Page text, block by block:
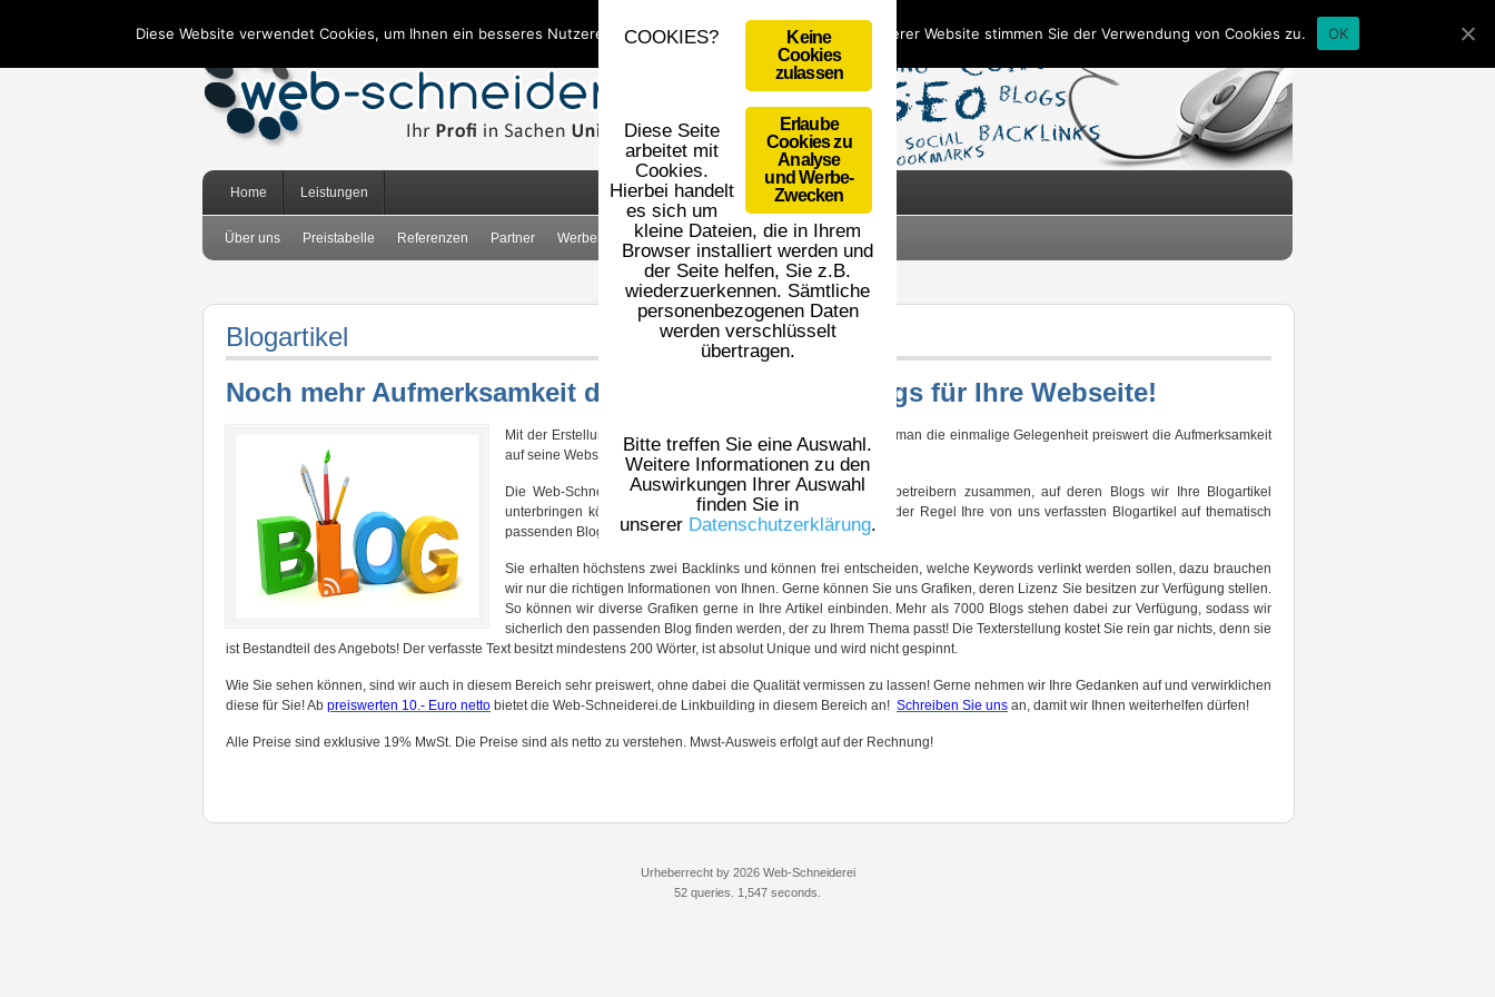
Home Leistungen
Über uns Preistabelle Referenzen Partner Werbemittel AGB Impressum Datenschutz
Blogartikel
Noch mehr Aufmerksamkeit durch mehr als 7000 Blogs für Ihre Webseite!
Mit der Erstellung von Blogartikeln auf ausgewählten Blogs hat man die einmalige Gelegenheit preiswert die Aufmerksamkeit
auf seine Webseite lenken zu können!
Die Web-Schneiderei.de arbeitet mit einigen exklusiven Blogbetreibern zusammen, auf deren Blogs wir Ihre Blogartikel
unterbringen können! Der Vorteil dieser Sache ist, dass wir in der Regel Ihre von uns verfassten Blogartikel auf thematisch
passenden Blogs unterbringen können.
Sie erhalten höchstens zwei Backlinks und können frei entscheiden, welche Keywords verlinkt werden sollen, dazu brauchen
wir nur die richtigen Informationen von Ihnen. Gerne können Sie uns Grafiken, deren Lizenz Sie besitzen zur Verfügung stellen.
So können wir diverse Grafiken gerne in Ihre Artikel einbinden. Mehr als 7000 Blogs stehen dabei zur Verfügung, sodass wir
sicherlich den passenden Blog finden werden, der zu Ihrem Thema passt! Die Texterstellung kostet Sie rein gar nichts, denn sie
ist Bestandteil des Angebots! Der verfasste Text besitzt mindestens 200 Wörter, ist absolut Unique und wird nicht gespinnt.
Wie Sie sehen können, sind wir auch in diesem Bereich sehr preiswert, ohne dabei die Qualität vermissen zu lassen! Gerne nehmen wir Ihre Gedanken auf und verwirklichen
diese für Sie! Ab preiswerten 10.- Euro netto bietet die Web-Schneiderei.de Linkbuilding in diesem Bereich an! Schreiben Sie uns an, damit wir Ihnen weiterhelfen dürfen!
Alle Preise sind exklusive 19% MwSt. Die Preise sind als netto zu verstehen. Mwst-Ausweis erfolgt auf der Rechnung!
Diese Website verwendet Cookies, um Ihnen ein besseres Nutzererlebnis zu bieten. Durch die Nutzung unserer Website stimmen Sie der Verwendung von Cookies zu. OK
Urheberrecht by 2026 Web-Schneiderei
52 queries. 1,547 seconds.
Keine
Cookies
zulassen
Erlaube
Cookies zu
Analyse
und Werbe-
Zwecken
COOKIES?
Diese Seite
arbeitet mit
Cookies.
Hierbei handelt
es sich um
kleine Dateien, die in Ihrem
Browser installiert werden und
der Seite helfen, Sie z.B.
wiederzuerkennen. Sämtliche
personenbezogenen Daten
werden verschlüsselt
übertragen.
Bitte treffen Sie eine Auswahl.
Weitere Informationen zu den
Auswirkungen Ihrer Auswahl
finden Sie in
unserer Datenschutzerklärung.